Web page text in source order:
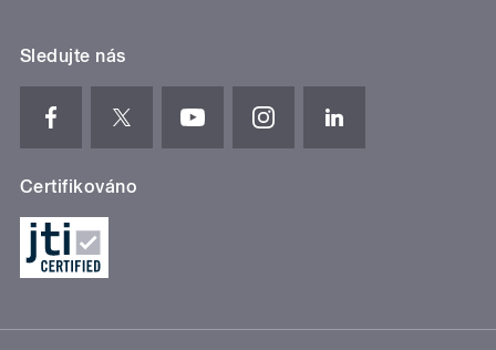
Sledujte nás
Certifikováno